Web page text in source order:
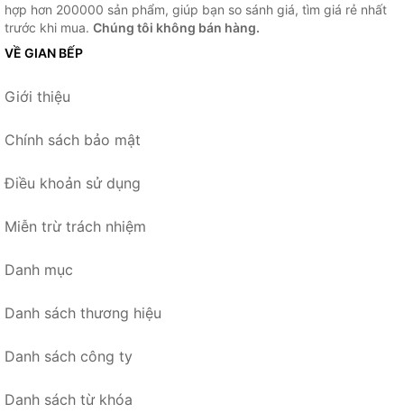
hợp hơn 200000 sản phẩm, giúp bạn so sánh giá, tìm giá rẻ nhất
trước khi mua. Chúng tôi không bán hàng.
VỀ GIAN BẾP
Giới thiệu
Chính sách bảo mật
Điều khoản sử dụng
Miễn trừ trách nhiệm
Danh mục
Danh sách thương hiệu
Danh sách công ty
Danh sách từ khóa